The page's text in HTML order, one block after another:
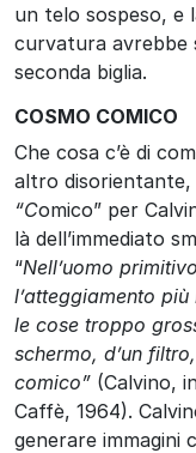
un telo sospeso, e
curvatura avrebbe
seconda biglia.
COSMO COMICO
Che cosa c’è di
altro
“Comico” per
là dell’immediato
“Nell’uomo
l’atteggiamento più
le cose troppo
schermo, d’un
comico” (Calvino,
Caffè, 1964).
generare immagini